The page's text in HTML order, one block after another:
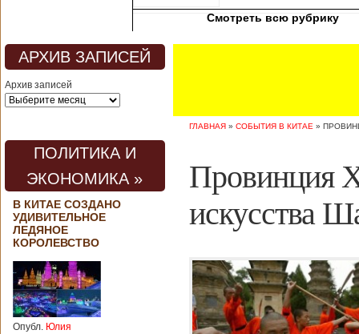
чтобы власти
полностью
закрыли границу с
материковым
Китаем, что
короонавируса в
регионе.
протеста стало
профсоюзное
объединение
медицинских
работников. По
мнению
активистов,
больницы Гонконга
Подробнее...
Опубликовано
04/02/2020 - 15:45
Третий год
Смотреть всю рубрику
АРХИВ ЗАПИСЕЙ
Архив записей
ПОЛИТИКА И
ЭКОНОМИКА »
В КИТАЕ СОЗДАНО
УДИВИТЕЛЬНОЕ
ЛЕДЯНОЕ
КОРОЛЕВСТВО
Опубл. Юлия
ГЛАВНАЯ » СОБЫТИЯ В КИТАЕ »
Провинция
искусства